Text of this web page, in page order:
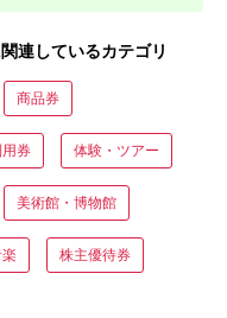
連しているカテゴリ
商品券
券 体験・ツアー
美術館・博物館
株主優待券